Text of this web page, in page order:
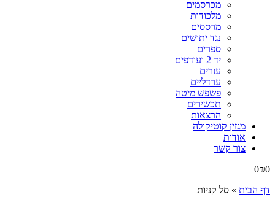
מכרסמים
מלכודות
מרססים
נגד יתושים
ספרים
יד 2 ועודפים
עזרים
ערדליים
פשפש מיטה
תכשירים
הרצאות
מגזין קוטיקולה
אודות
צור קשר
₪0
0
דף הבית » סל קניות